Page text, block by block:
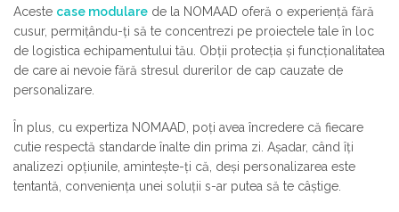
Aceste case modulare de la NOMAAD oferă o experiență fără
cusur, permițându-ți să te concentrezi pe proiectele tale în loc
de logistica echipamentului tău. Obții protecția și funcționalitatea
de care ai nevoie fără stresul durerilor de cap cauzate de
personalizare.
În plus, cu expertiza NOMAAD, poți avea încredere că fiecare
cutie respectă standarde înalte din prima zi. Așadar, când îți
analizezi opțiunile, amintește-ți că, deși personalizarea este
tentantă, conveniența unei soluții s-ar putea să te câștige.